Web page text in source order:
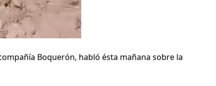
Boquerón, habló ésta mañana sobre la